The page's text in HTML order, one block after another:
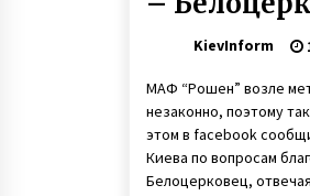
KievInform
МАФ “Рошен” возле
незаконно, поэтому
этом в facebook
Киева по вопросам
Белоцерковец,